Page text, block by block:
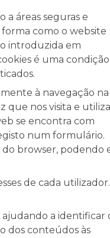
a áreas seguras e
como o website
introduzida em
é uma condição
à navegação na
que nos visita e
se encontra com
num formulário.
browser, podendo
de cada
a identificar
dos conteúdos às